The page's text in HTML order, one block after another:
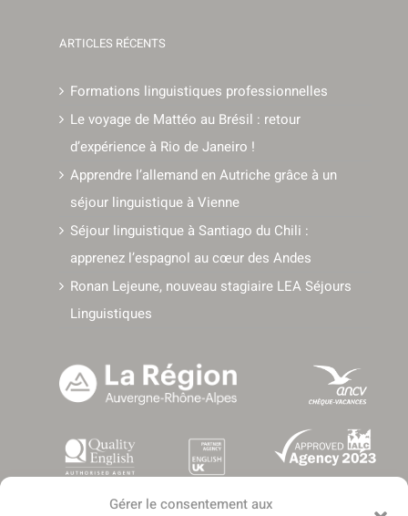
Gérer le consentement aux
ARTICLES RÉCENTS
Formations linguistiques professionnelles
Le voyage de Mattéo au Brésil : retour
d’expérience à Rio de Janeiro !
Apprendre l’allemand en Autriche grâce à un
séjour linguistique à Vienne
Séjour linguistique à Santiago du Chili :
apprenez l’espagnol au cœur des Andes
Ronan Lejeune, nouveau stagiaire LEA Séjours
Linguistiques